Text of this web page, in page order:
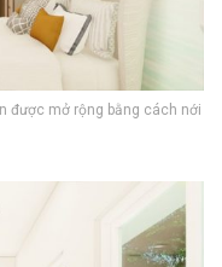
được mở rộng bằng cách nới